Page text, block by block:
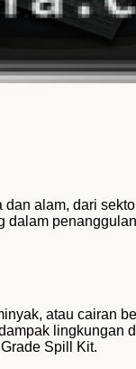
alam, dari
atau cairan
Spill Kit.